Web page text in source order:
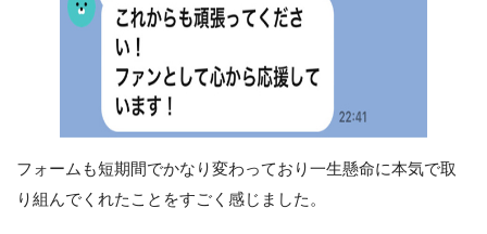
フォームも短期間でかなり変わっており一生懸命に本気で取
り組んでくれたことをすごく感じました。